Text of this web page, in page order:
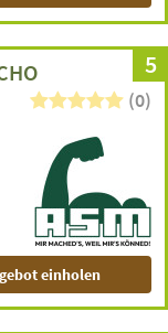
5
(0)
einholen